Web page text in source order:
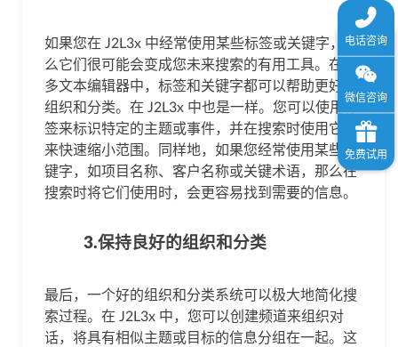
如果您在 J2L3x 中经常使用某些标签或关键字，那
么它们很可能会变成您未来搜索的有用工具。在许
多文本编辑器中，标签和关键字都可以帮助更好的
组织和分类。在 J2L3x 中也是一样。您可以使用标
签来标识特定的主题或事件，并在搜索时使用它们
来快速缩小范围。同样地，如果您经常使用某些关
键字，如项目名称、客户名称或关键术语，那么在
搜索时将它们使用时，会更容易找到需要的信息。
3.保持良好的组织和分类
最后，一个好的组织和分类系统可以极大地简化搜
索过程。在 J2L3x 中，您可以创建频道来组织对
话，将具有相似主题或目标的信息分组在一起。这